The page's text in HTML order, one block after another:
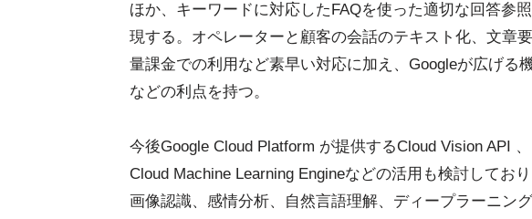
ほか、キーワードに対応したFAQを使った適切な回答参
現する。オペレーターと顧客の会話のテキスト化、文章
量課金での利用など素早い対応に加え、Googleが広げる
などの利点を持つ。
今後Google Cloud Platform が提供するCloud Vision API 、
Cloud Machine Learning Engineなどの活用も検討してお
画像認識、感情分析、自然言語理解、ディープラーニン